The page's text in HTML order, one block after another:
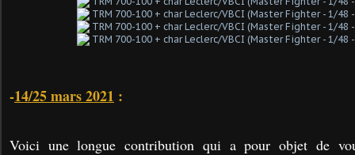
-14/25 mars 2021 :
Voici une longue contribution qui a pour objet de